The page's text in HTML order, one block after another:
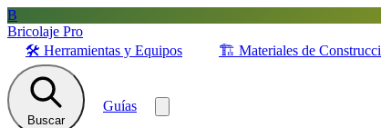
B
Bricolaje Pro
🛠️ Herramientas y Equipos 🏗️ Materiales de
Buscar
Guías